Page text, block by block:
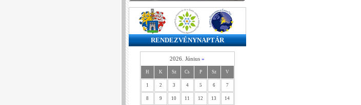
RENDEZVÉNYNAPTÁR
2026. Június »
H K Sz Cs P Sz V
1 2 3 4 5 6 7
8 9 10 11 12 13 14